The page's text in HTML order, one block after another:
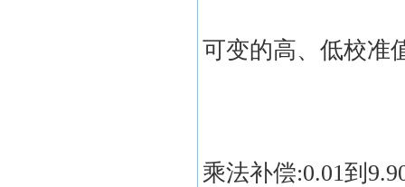
可变的高、低校准
乘法补偿:0.01到